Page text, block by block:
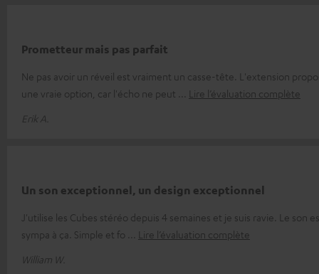
Prometteur mais pas parfait
Ne pas avoir un réveil est vraiment un casse-tête. L'extension
une vraie option, car l'écho ne peut
Lire l’évaluation complète
Erik A.
Un son exceptionnel, un design exceptionnel
J'utilise les Cubes stéréo depuis 4 semaines et je suis ravie. Le son
sympa à ça. Simple et fo
Lire l’évaluation complète
William W.